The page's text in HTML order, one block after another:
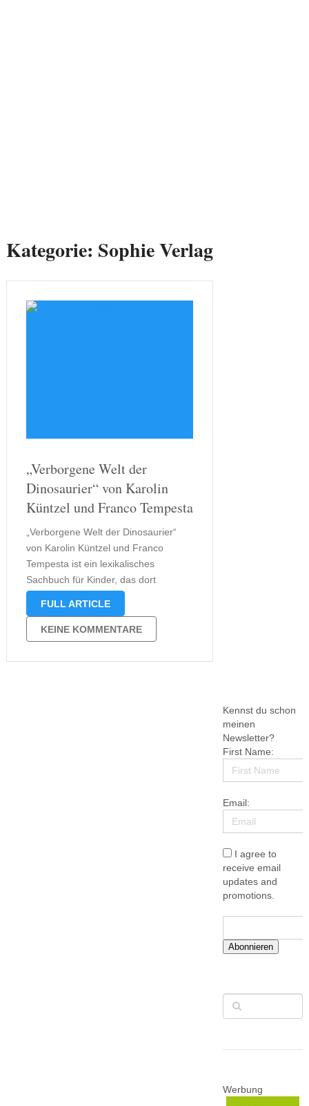
Kategorie: Sophie Verlag
„Verborgene Welt der
Dinosaurier“ von Karolin
Küntzel und Franco Tempesta
„Verborgene Welt der Dinosaurier“
von Karolin Küntzel und Franco
Tempesta ist ein lexikalisches
Sachbuch für Kinder, das dort
beginnt, wo das Wimmelbuch Mein
Illustrationen von Natasha Durley
aufhört. In „Verborgene Welt der
Dinosaurier“ wird nämlich der von mir
FULL ARTICLE
KEINE KOMMENTARE
Kennst du schon
meinen
Newsletter?
First Name:
Email:
I agree to
receive email
updates and
promotions.
Abonnieren
Werbung